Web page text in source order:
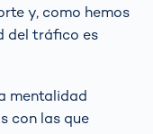
y, como hemos
del tráfico es
mentalidad
con las que